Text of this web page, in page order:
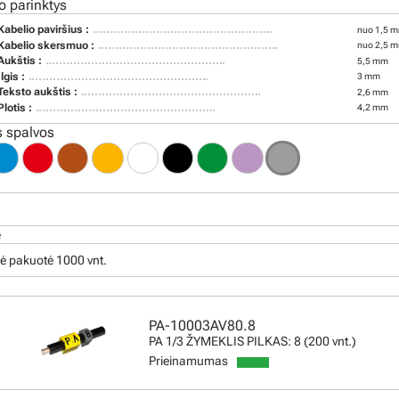
parinktys
paviršius : nuo 1,5
skersmuo : nuo 2,5
: 5,5 mm
: 3 mm
aukštis : 2,6 mm
: 4,2 mm
spalvos
pakuotė 1000 vnt.
PA-10003AV80.8
PA 1/3 ŽYMEKLIS PILKAS: 8 (200 vnt.)
Prieinamumas